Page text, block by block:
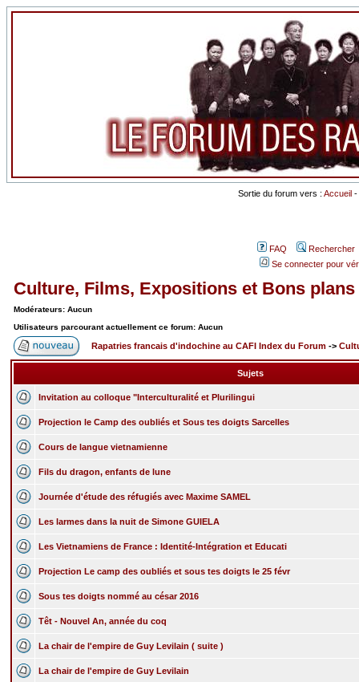
Sortie du forum vers : Accueil-
FAQ
Rechercher
Se connecter pour
Culture, Films, Expositions et Bons plans
Modérateurs: Aucun
Utilisateurs parcourant actuellement ce forum: Aucun
Rapatries francais d'indochine au CAFI Index du Forum ->
Sujets
Invitation au colloque "Interculturalité et Plurilingui
Projection le Camp des oubliés et Sous tes doigts Sarcelles
Cours de langue vietnamienne
Fils du dragon, enfants de lune
Journée d'étude des réfugiés avec Maxime SAMEL
Les larmes dans la nuit de Simone GUIELA
Les Vietnamiens de France : Identité-Intégration et Educati
Projection Le camp des oubliés et sous tes doigts le 25 févr
Sous tes doigts nommé au césar 2016
Têt - Nouvel An, année du coq
La chair de l'empire de Guy Levilain ( suite )
La chair de l'empire de Guy Levilain